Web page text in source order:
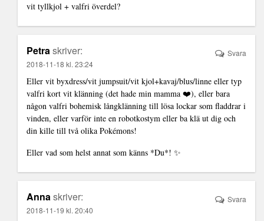
vit tyllkjol + valfri överdel?
Petraskriver:
2018-11-18 kl. 23:24
Eller vit byxdress/vit jumpsuit/vit kjol+kavaj/blus/linne eller typ
valfri kort vit klänning (det hade min mamma ❤️), eller bara
någon valfri bohemisk långklänning till lösa lockar som fladdrar i
vinden, eller varför inte en robotkostym eller ba klä ut dig och
din kille till två olika Pokémons!
Eller vad som helst annat som känns *Du*! ✨
Svara
Annaskriver:
2018-11-19 kl. 20:40
Svara